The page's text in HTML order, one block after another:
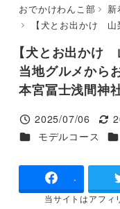
おでかけわんこ部 新
【犬とお出かけ 山梨1泊2日モデルコース】
【犬とお出かけ
当地グルメから
本宮冨士浅間神
投稿日
2025/07/06
更
カテゴリー
モデルコース カ
-
当サイトはアフィ